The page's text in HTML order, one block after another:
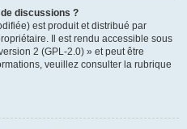
discussions ?
est produit et distribué par
Il est rendu accessible sous
2 (GPL-2.0) » et peut être
veuillez consulter la rubrique